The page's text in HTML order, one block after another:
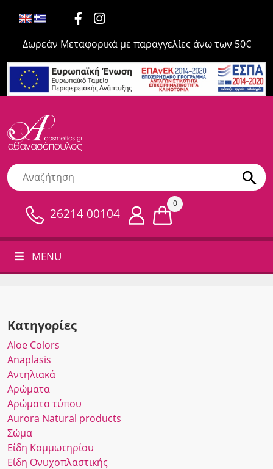
Δωρεάν Μεταφορικά με παραγγελίες άνω των 50€
26214 00104
0
MENU
Κατηγορίες
Αloe Colors
Anaplasis
Αντηλιακά
Αρώματα
Αρώματα τύπου
Αurora Νatural products
Σώμα
Είδη Κομμωτηρίου
Είδη Ονυχοπλαστικής